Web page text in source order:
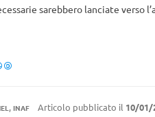
sarebbero lanciate verso
, INAF Articolo pubblicato il 10/01/